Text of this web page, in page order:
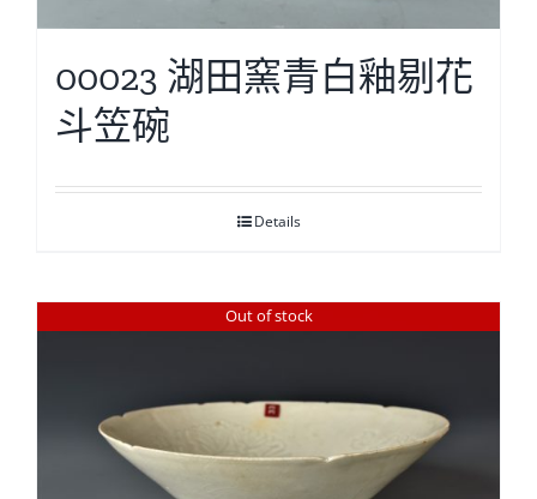
00023 湖田窯青白釉剔花
斗笠碗
Details
Out of stock